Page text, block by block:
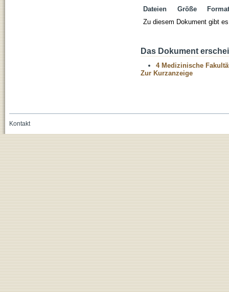
Dateien Größe
Format
Zu diesem Dokument gibt
Das Dokument
4 Medizinische
Zur Kurzanzeige
Kontakt